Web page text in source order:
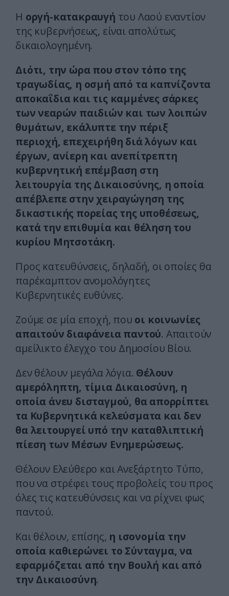
Η οργή-κατακραυγή του Λαού εναντίον
της κυβερνήσεως, είναι απολύτως
δικαιολογημένη.
Διότι, την ώρα που στον τόπο της
τραγωδίας, η οσμή από τα καπνίζοντα
αποκαΐδια και τις καμμένες σάρκες
των νεαρών παιδιών και των λοιπών
θυμάτων, εκάλυπτε την πέριξ
περιοχή, επεχειρήθη διά λόγων και
έργων, ανίερη και ανεπίτρεπτη
κυβερνητική επέμβαση στη
λειτουργία της Δικαιοσύνης, η οποία
απέβλεπε στην χειραγώγηση της
δικαστικής πορείας της υποθέσεως,
κατά την επιθυμία και θέληση του
κυρίου Μητσοτάκη.
Προς κατευθύνσεις, δηλαδή, οι οποίες θα
παρέκαμπτον ανομολόγητες
Κυβερνητικές ευθύνες.
Ζούμε σε μία εποχή, που οι κοινωνίες
απαιτούν διαφάνεια παντού. Απαιτούν
αμείλικτο έλεγχο του Δημοσίου Βίου.
Δεν θέλουν μεγάλα λόγια. Θέλουν
αμερόληπτη, τίμια Δικαιοσύνη, η
οποία άνευ δισταγμού, θα απορρίπτει
τα Κυβερνητικά κελεύσματα και δεν
θα λειτουργεί υπό την καταθλιπτική
πίεση των Μέσων Ενημερώσεως.
Θέλουν Ελεύθερο και Ανεξάρτητο Τύπο,
που να στρέφει τους προβολείς του προς
όλες τις κατευθύνσεις και να ρίχνει φως
παντού.
Και θέλουν, επίσης, η ισονομία την
οποία καθιερώνει το Σύνταγμα, να
εφαρμόζεται από την Βουλή και από
την Δικαιοσύνη.